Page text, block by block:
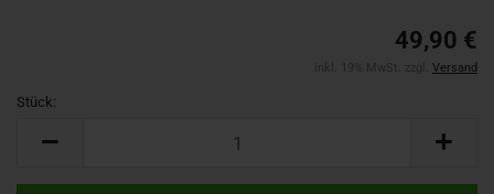
49,90 €
Versand
Stück: